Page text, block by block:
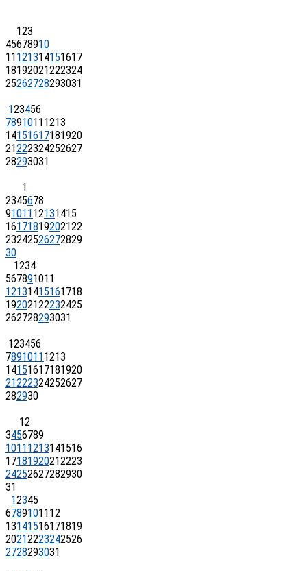
123
45678910
11 121314151617
18192021222324
25262728293031
123456
7891011 1213
14151617181920
21222324252627
28293031
1
2345678
91011 12131415
16171819202122
23242526272829
30
1234
567891011
12131415161718
19202122232425
262728293031
123456
7891011 1213
14151617181920
21222324252627
282930
12
3456789
1011 1213141516
17181920212223
24252627282930
31
12345
67891011 12
13141516171819
20212223242526
2728293031